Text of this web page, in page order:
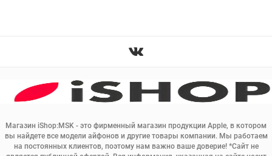
Магазин iShop:MSK - это фирменный магазин продукции Apple, в котором
вы найдете все модели айфонов и другие товары компании. Мы работаем
на постоянных клиентов, поэтому нам важно ваше доверие! *Сайт не